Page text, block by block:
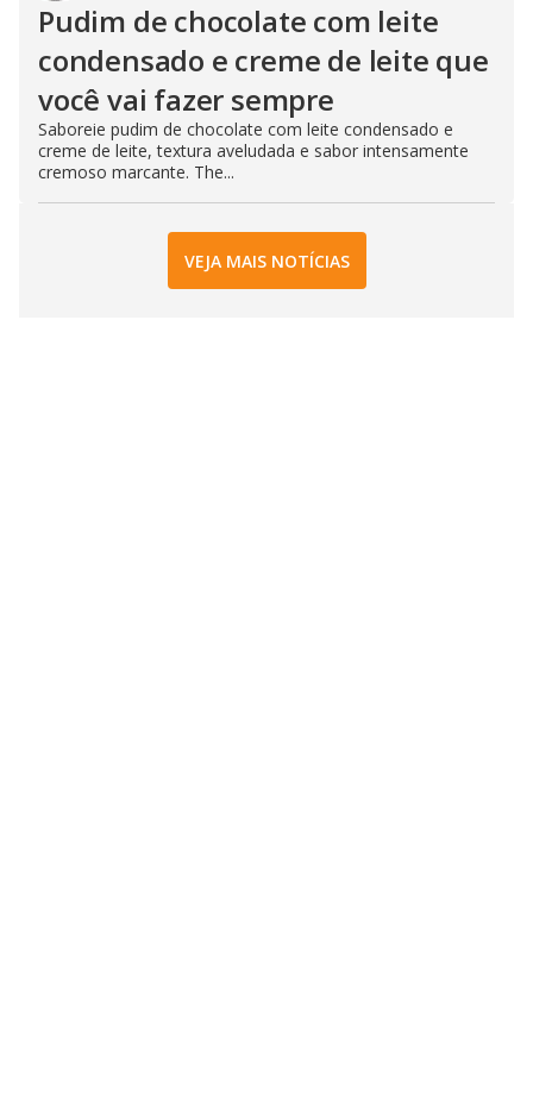
Pudim de chocolate com leite
condensado e creme de leite que
você vai fazer sempre
Saboreie pudim de chocolate com leite condensado e
creme de leite, textura aveludada e sabor intensamente
cremoso marcante. The...
VEJA MAIS NOTÍCIAS